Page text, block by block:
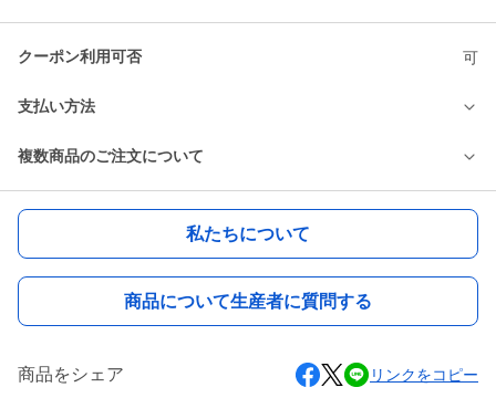
クーポン利用可否 可
支払い方法
複数商品のご注文について
私たちについて
商品について生産者に質問する
商品をシェア リンクをコピー